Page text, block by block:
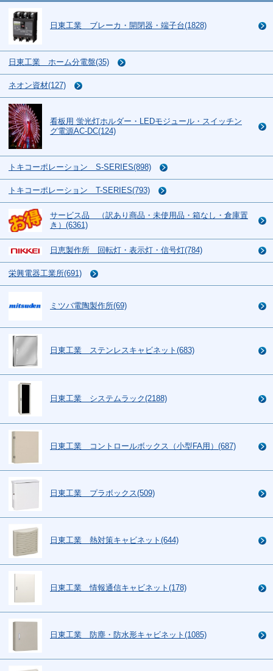
日東工業 ブレーカ・開閉器・端子台(1828)
日東工業 ホーム分電盤(35)
ネオン資材(127)
看板用 蛍光灯ホルダー・LEDモジュール・スイッチン
グ電源AC-DC(124)
トキコーポレーション S-SERIES(898)
トキコーポレーション T-SERIES(793)
サービス品 （訳あり商品・未使用品・箱なし・倉庫置
き）(6361)
日恵製作所 回転灯・表示灯・信号灯(784)
栄興電器工業所(691)
ミツバ電陶製作所(69)
日東工業 ステンレスキャビネット(683)
日東工業 システムラック(2188)
日東工業 コントロールボックス（小型FA用）(687)
日東工業 プラボックス(509)
日東工業 熱対策キャビネット(644)
日東工業 情報通信キャビネット(178)
日東工業 防塵・防水形キャビネット(1085)